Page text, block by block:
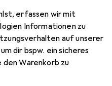
erfassen wir mit
Informationen zu
auf unserer
dir bspw. ein sicheres
den Warenkorb zu